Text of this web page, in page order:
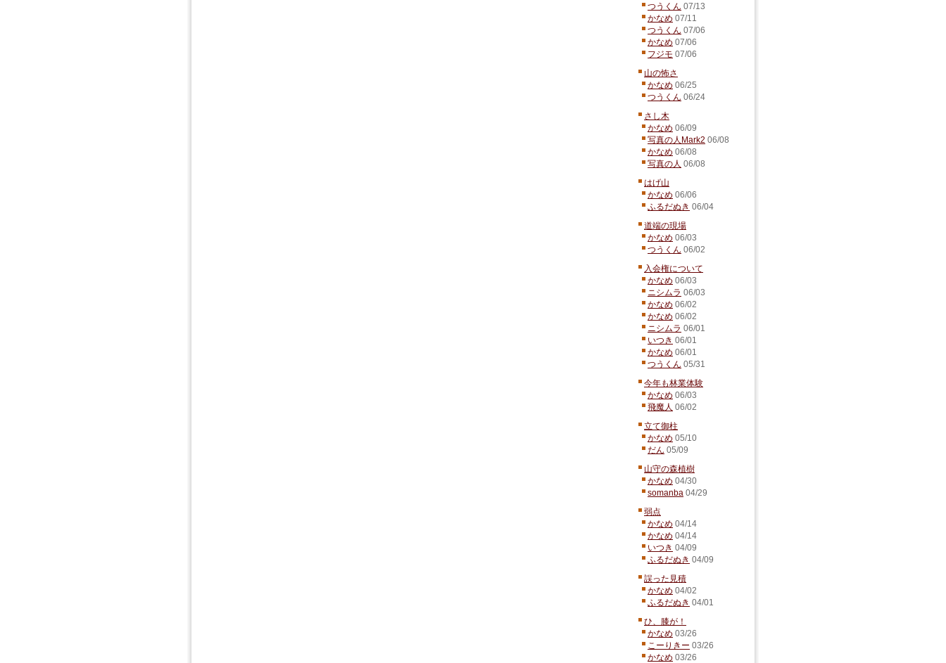
つうくん 07/13
かなめ 07/11
つうくん 07/06
かなめ 07/06
フジモ 07/06
山の怖さ
かなめ 06/25
つうくん 06/24
さし木
かなめ 06/09
写真の人Mark2 06/08
かなめ 06/08
写真の人 06/08
はげ山
かなめ 06/06
ふるだぬき 06/04
道端の現場
かなめ 06/03
つうくん 06/02
入会権について
かなめ 06/03
ニシムラ 06/03
かなめ 06/02
かなめ 06/02
ニシムラ 06/01
いつき 06/01
かなめ 06/01
つうくん 05/31
今年も林業体験
かなめ 06/03
飛魔人 06/02
立て御柱
かなめ 05/10
だん 05/09
山守の森植樹
かなめ 04/30
somanba 04/29
弱点
かなめ 04/14
かなめ 04/14
いつき 04/09
ふるだぬき 04/09
誤った見積
かなめ 04/02
ふるだぬき 04/01
ひ、膝が！
かなめ 03/26
こーりきー 03/26
かなめ 03/26